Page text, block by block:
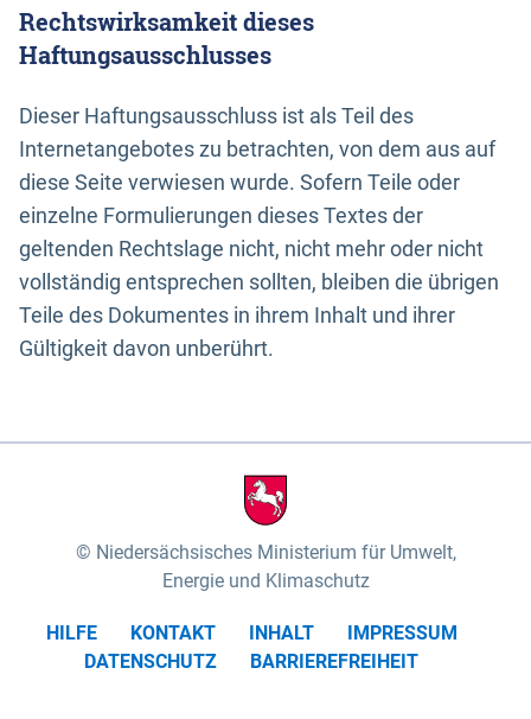
Rechtswirksamkeit dieses
Haftungsausschlusses
Dieser Haftungsausschluss ist als Teil des
Internetangebotes zu betrachten, von dem aus auf
diese Seite verwiesen wurde. Sofern Teile oder
einzelne Formulierungen dieses Textes der
geltenden Rechtslage nicht, nicht mehr oder nicht
vollständig entsprechen sollten, bleiben die übrigen
Teile des Dokumentes in ihrem Inhalt und ihrer
Gültigkeit davon unberührt.
Niedersächsisches Ministerium für Umwelt,
Energie und Klimaschutz
HILFE KONTAKT INHALT
IMPRESSUM
DATENSCHUTZ
BARRIEREFREIHEIT